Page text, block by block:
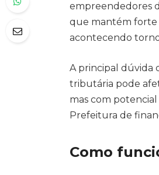
empreendedores
que mantém forte
acontecendo
A principal dúvida
tributária pode
mas com
Prefeitura de
Como